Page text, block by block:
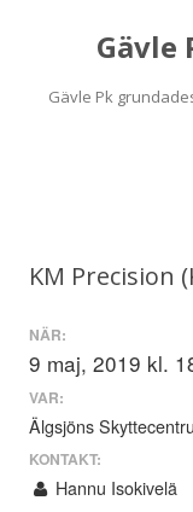
Gävle Pk
KM Precision
NÄR:
9 maj, 2019 kl.
VAR:
Älgsjöns
KONTAKT:
Hannu Isokivelä